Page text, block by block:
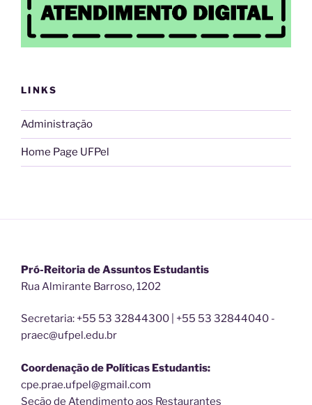
LINKS
Administração
Home Page UFPel
Pró-Reitoria de Assuntos Estudantis
Rua Almirante Barroso, 1202
Secretaria: +55 53 32844300 | +55 53 32844040 -
praec@ufpel.edu.br
Coordenação de Políticas Estudantis:
cpe.prae.ufpel@gmail.com
Seção de Atendimento aos Restaurantes